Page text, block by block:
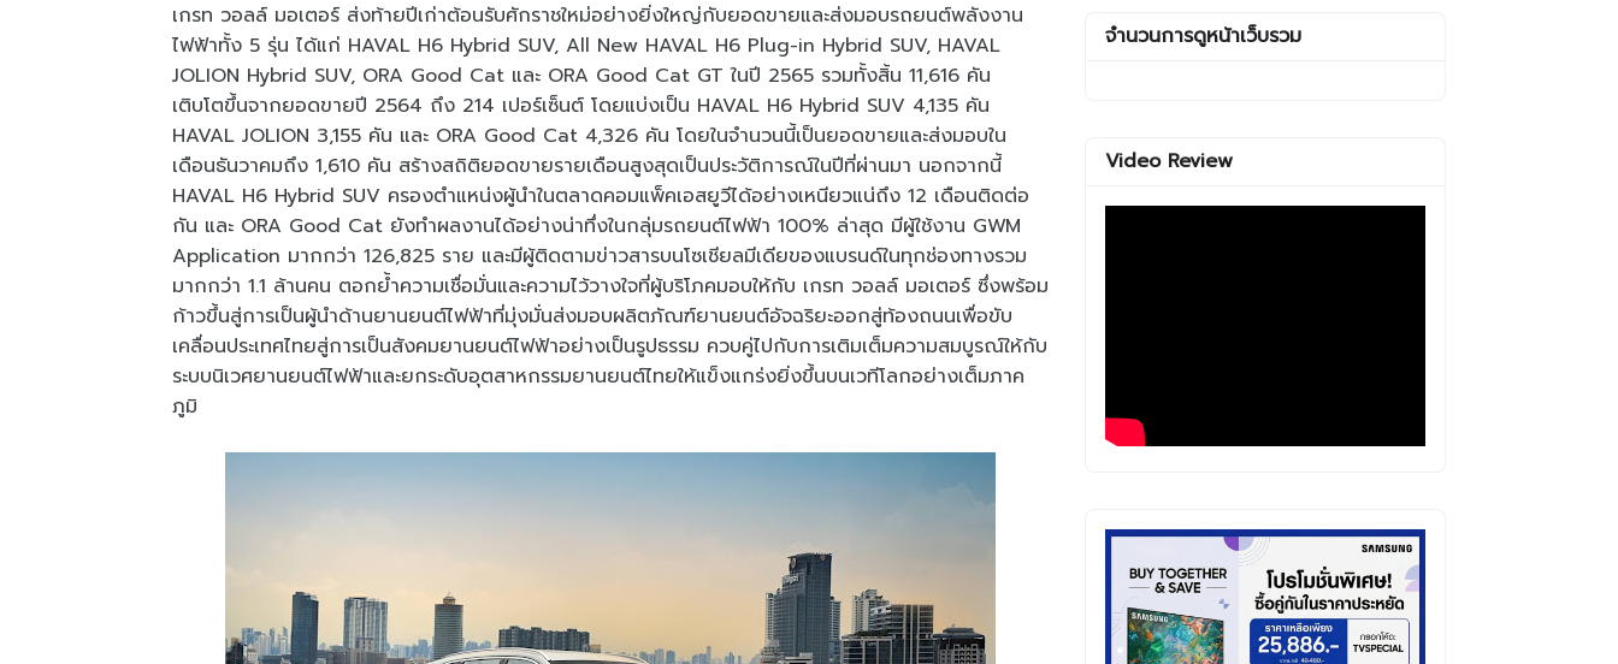
เกรท วอลล์ มอเตอร์ ส่งท้ายปีเก่าต้อนรับศักราชใหม่อย่างยิ่งใหญ่กับยอดขายและส่งมอบรถยนต์พลังงาน
ไฟฟ้าทั้ง 5 รุ่น ได้แก่ HAVAL H6 Hybrid SUV, All New HAVAL H6 Plug-in Hybrid SUV, HAVAL
JOLION Hybrid SUV, ORA Good Cat และ ORA Good Cat GT ในปี 2565 รวมทั้งสิ้น 11,616 คัน
เติบโตขึ้นจากยอดขายปี 2564 ถึง 214 เปอร์เซ็นต์ โดยแบ่งเป็น HAVAL H6 Hybrid SUV 4,135 คัน
HAVAL JOLION 3,155 คัน และ ORA Good Cat 4,326 คัน โดยในจำนวนนี้เป็นยอดขายและส่งมอบใน
เดือนธันวาคมถึง 1,610 คัน สร้างสถิติยอดขายรายเดือนสูงสุดเป็นประวัติการณ์ในปีที่ผ่านมา นอกจากนี้
HAVAL H6 Hybrid SUV ครองตำแหน่งผู้นำในตลาดคอมแพ็คเอสยูวีได้อย่างเหนียวแน่ถึง 12 เดือนติดต่อ
กัน และ ORA Good Cat ยังทำผลงานได้อย่างน่าทึ่งในกลุ่มรถยนต์ไฟฟ้า 100% ล่าสุด มีผู้ใช้งาน GWM
Application มากกว่า 126,825 ราย และมีผู้ติดตามข่าวสารบนโซเชียลมีเดียของแบรนด์ในทุกช่องทางรวม
มากกว่า 1.1 ล้านคน ตอกย้ำความเชื่อมั่นและความไว้วางใจที่ผู้บริโภคมอบให้กับ เกรท วอลล์ มอเตอร์ ซึ่งพร้อม
ก้าวขึ้นสู่การเป็นผู้นำด้านยานยนต์ไฟฟ้าที่มุ่งมั่นส่งมอบผลิตภัณฑ์ยานยนต์อัจฉริยะออกสู่ท้องถนนเพื่อขับ
เคลื่อนประเทศไทยสู่การเป็นสังคมยานยนต์ไฟฟ้าอย่างเป็นรูปธรรม ควบคู่ไปกับการเติมเต็มความสมบูรณ์ให้กับ
ระบบนิเวศยานยนต์ไฟฟ้าและยกระดับอุตสาหกรรมยานยนต์ไทยให้แข็งแกร่งยิ่งขึ้นบนเวทีโลกอย่างเต็มภาค
ภูมิ
จำนวนการดูหน้าเว็บรวม
Video Review